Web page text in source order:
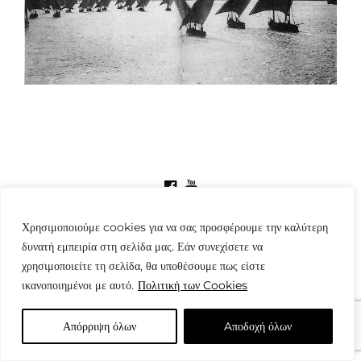
Χρησιμοποιούμε cookies για να σας προσφέρουμε την καλύτερη
δυνατή εμπειρία στη σελίδα μας. Εάν συνεχίσετε να
χρησιμοποιείτε τη σελίδα, θα υποθέσουμε πως είστε
ικανοποιημένοι με αυτό. Πολιτική των Cookies
Απόρριψη όλων Aποδοχή όλων